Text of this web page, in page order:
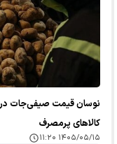
نوسان قیمت صیفی‌جات در
کالا‌های پرمصرف
۱۴۰۵/۰۵/۱۵ ۱۱:۲۰